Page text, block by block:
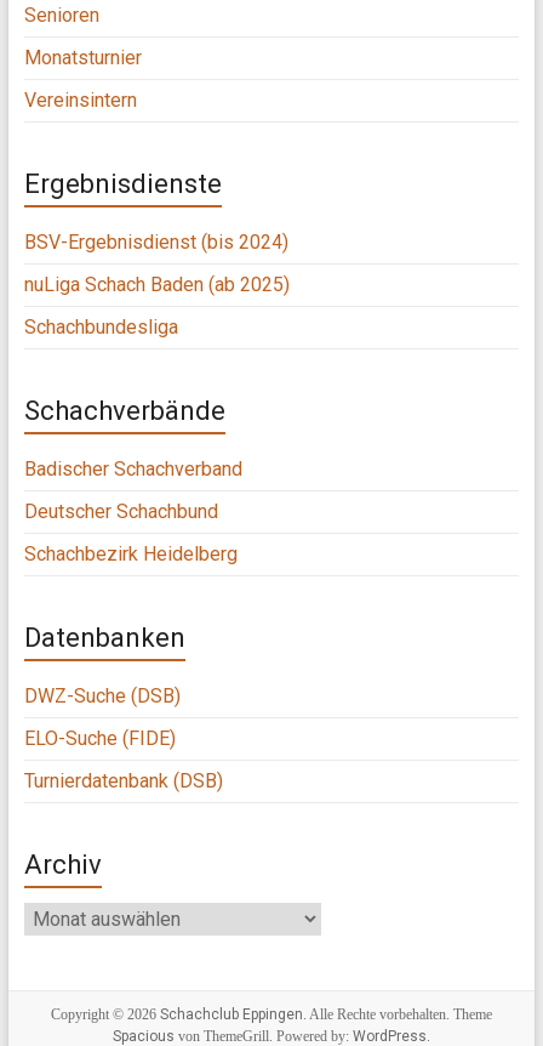
Senioren
Monatsturnier
Vereinsintern
Ergebnisdienste
BSV-Ergebnisdienst (bis 2024)
nuLiga Schach Baden (ab 2025)
Schachbundesliga
Schachverbände
Badischer Schachverband
Deutscher Schachbund
Schachbezirk Heidelberg
Datenbanken
DWZ-Suche (DSB)
ELO-Suche (FIDE)
Turnierdatenbank (DSB)
Archiv
Archiv
Copyright © 2026 Schachclub Eppingen. Alle Rechte vorbehalten. Theme
Spacious von ThemeGrill. Powered by: WordPress.